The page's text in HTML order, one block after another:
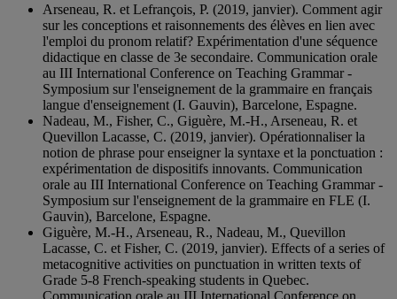
Arseneau, R. et Lefrançois, P. (2019, janvier). Comment agir
sur les conceptions et raisonnements des élèves en lien avec
l'emploi du pronom relatif? Expérimentation d'une séquence
didactique en classe de 3e secondaire. Communication orale
au III International Conference on Teaching Grammar -
Symposium sur l'enseignement de la grammaire en français
langue d'enseignement (I. Gauvin), Barcelone, Espagne.
Nadeau, M., Fisher, C., Giguère, M.-H., Arseneau, R. et
Quevillon Lacasse, C. (2019, janvier). Opérationnaliser la
notion de phrase pour enseigner la syntaxe et la ponctuation :
expérimentation de dispositifs innovants. Communication
orale au III International Conference on Teaching Grammar -
Symposium sur l'enseignement de la grammaire en FLE (I.
Gauvin), Barcelone, Espagne.
Giguère, M.-H., Arseneau, R., Nadeau, M., Quevillon
Lacasse, C. et Fisher, C. (2019, janvier). Effects of a series of
metacognitive activities on punctuation in written texts of
Grade 5-8 French-speaking students in Quebec.